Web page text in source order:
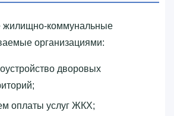
жилищно-коммунальные
организациями:
дворовых
оплаты услуг ЖКХ;